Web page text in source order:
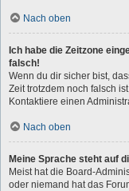
Nach oben
Ich habe die Zeitzone
falsch!
Wenn du dir sicher bist,
Zeit trotzdem noch falsch
Kontaktiere einen
Nach oben
Meine Sprache steht auf
Meist hat die Board-
oder niemand hat das